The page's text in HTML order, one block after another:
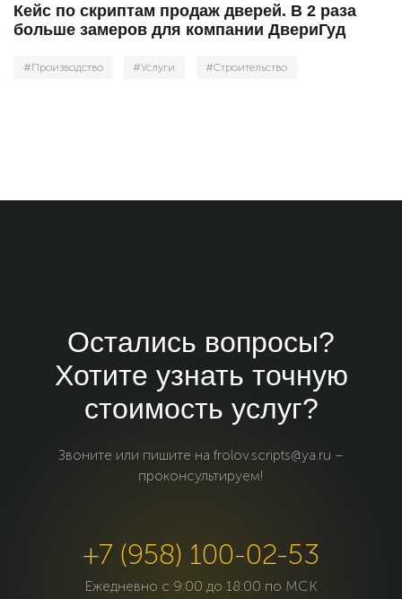
Кейс по скриптам продаж дверей. В 2 раза
больше замеров для компании ДвериГуд
#Производство #Услуги #Строительство
Остались вопросы?
Хотите узнать точную
стоимость услуг?
Звоните или пишите на frolov.scripts@ya.ru –
проконсультируем!
+7 (958) 100-02-53
Ежедневно c 9:00 до 18:00 по МСК